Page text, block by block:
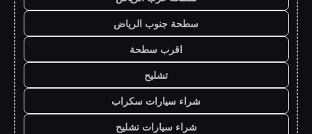
سطحة جنوب الرياض
اقرب سطحة
تشليح
شراء سيارات سكراب
شراء سيارات تشليح